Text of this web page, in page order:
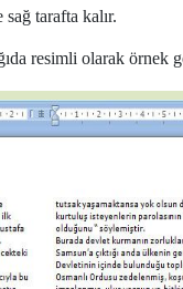
tarafta kalır.
resimli olarak örnek